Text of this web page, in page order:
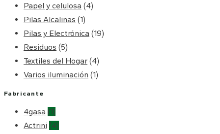
Papel y celulosa (4)
Pilas Alcalinas (1)
Pilas y Electrónica (19)
Residuos (5)
Textiles del Hogar (4)
Varios iluminación (1)
Fabricante
4gasa (1)
Actrini (4)